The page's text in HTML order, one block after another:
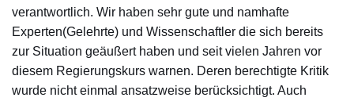
verantwortlich. Wir haben sehr gute und namhafte
Experten(Gelehrte) und Wissenschaftler die sich bereits
zur Situation geäußert haben und seit vielen Jahren vor
diesem Regierungskurs warnen. Deren berechtigte Kritik
wurde nicht einmal ansatzweise berücksichtigt. Auch